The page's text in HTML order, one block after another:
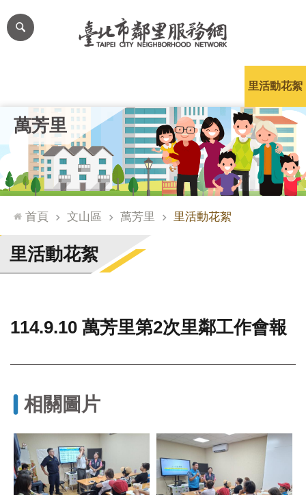
跳到主要內容區塊
網
站
台
通
臺
北
市
門
整
統
文
化
局
萬芳里
里活動花絮
首頁 文山區 萬芳里 里活動花絮
里活動花絮
114.9.10 萬芳里第2次里鄰工作會報
相關圖片